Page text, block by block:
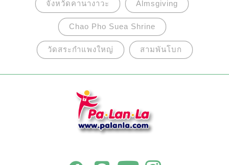
จังหวัดคานางาวะ Almsgiving
Chao Pho Suea Shrine
วัดสระกำแพงใหญ่ สามพันโบก